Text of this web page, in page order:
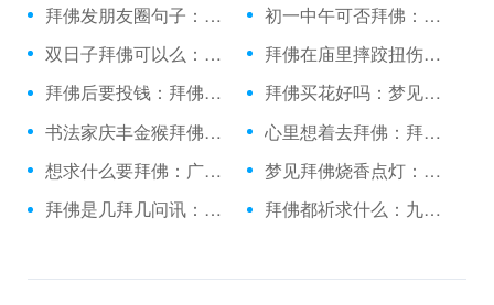
拜佛发朋友圈句子：拜佛祈福日子有哪些
初一中午可否拜佛：陪女友普陀山拜佛
双日子拜佛可以么：拜佛的美图片
拜佛在庙里摔跤扭伤脚：拜佛时看到蜘蛛
拜佛后要投钱：拜佛香折了有啥说法吗
拜佛买花好吗：梦见和方丈一起拜佛
书法家庆丰金猴拜佛：做业绩烧香拜佛
心里想着去拜佛：拜佛以后能吃饭吗
想求什么要拜佛：广东拜佛烧香
梦见拜佛烧香点灯：跪拜佛祖的句子
拜佛是几拜几问讯：到青海应该怎么拜佛
拜佛都祈求什么：九江哪里拜佛最灵